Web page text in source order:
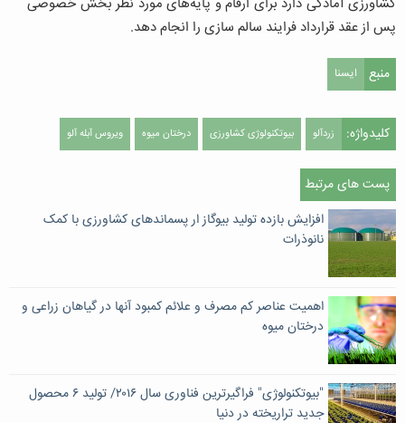
پس از عقد قرارداد فرایند سالم سازی را انجام دهد.
منبع ایسنا
کلیدواژه: زردآلو بیوتکنولوژی کشاورزی درختان میوه ویروس آبله آلو
پست های مرتبط
افزایش بازده تولید بیوگاز ار پسماندهای کشاورزی با کمک
نانوذرات
اهمیت عناصر کم مصرف و علائم کمبود آنها در گیاهان زراعی و
درختان میوه
"بیوتکنولوژی" فراگیرترین فناوری سال ۲۰۱۶/ تولید ۶ محصول
جدید تراریخته در دنیا